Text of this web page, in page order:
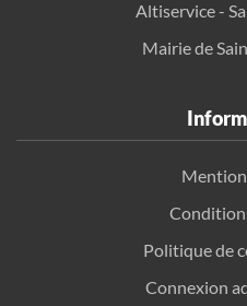
Altiservice -
Mairie de
Politique de
Connexion